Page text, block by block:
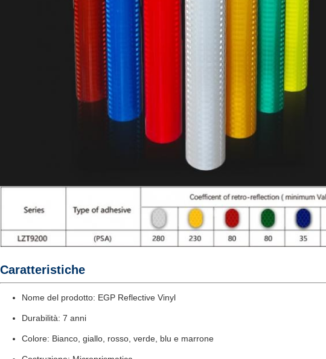
Caratteristiche
Nome del prodotto: EGP Reflective Vinyl
Durabilità: 7 anni
Colore: Bianco, giallo, rosso, verde, blu e marrone